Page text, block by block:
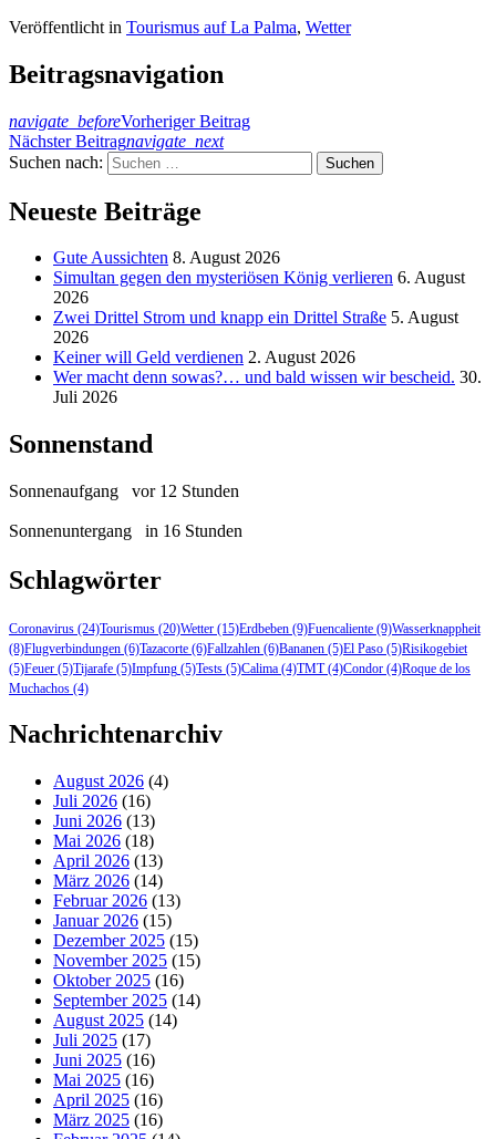
Veröffentlicht in Tourismus auf La Palma, Wetter
Beitragsnavigation
navigate_beforeVorheriger Beitrag
Nächster Beitragnavigate_next
Suchen nach:
Neueste Beiträge
Gute Aussichten 8. August 2026
Simultan gegen den mysteriösen König verlieren 6. August
2026
Zwei Drittel Strom und knapp ein Drittel Straße 5. August
2026
Keiner will Geld verdienen 2. August 2026
Wer macht denn sowas?… und bald wissen wir bescheid. 30.
Juli 2026
Sonnenstand
Sonnenaufgang vor 12 Stunden
Sonnenuntergang in 16 Stunden
Schlagwörter
Coronavirus (24)Tourismus (20)Wetter (15)Erdbeben (9)Fuencaliente (9)Wasserknappheit
(8)Flugverbindungen (6)Tazacorte (6)Fallzahlen (6)Bananen (5)El Paso (5)Risikogebiet
(5)Feuer (5)Tijarafe (5)Impfung (5)Tests (5)Calima (4)TMT(4)Condor (4)Roque de los
Muchachos (4)
Nachrichtenarchiv
August 2026 (4)
Juli 2026 (16)
Juni 2026 (13)
Mai 2026 (18)
April 2026 (13)
März 2026 (14)
Februar 2026 (13)
Januar 2026 (15)
Dezember 2025 (15)
November 2025 (15)
Oktober 2025 (16)
September 2025 (14)
August 2025 (14)
Juli 2025 (17)
Juni 2025 (16)
Mai 2025 (16)
April 2025 (16)
März 2025 (16)